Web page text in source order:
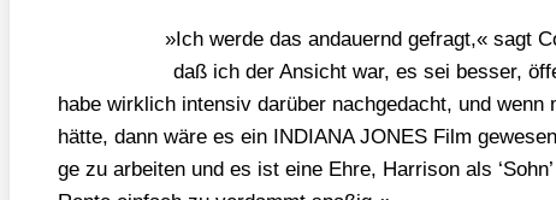
» Ich wer­de das andau­ernd gefragt,« sagt
daß ich der Ansicht war, es sei bes­ser,
habe wirk­lich inten­siv dar­über nach­ge­dacht, und
hät­te, dann wäre es ein INDIANA JONES Film
ge zu arbei­ten und es ist eine Ehre, Har­ri­son als